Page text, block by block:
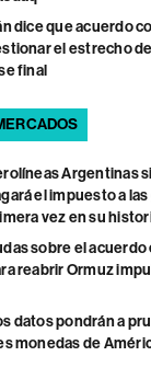
dice que acuerdo
el estrecho
final
Argentinas
el impuesto a
vez en su
sobre el
reabrir Ormuz
datos pondrán a
monedas de